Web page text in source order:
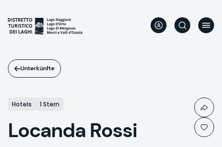
Inhalt
Unterkünfte
Hotels 1 Stern
Locanda Rossi